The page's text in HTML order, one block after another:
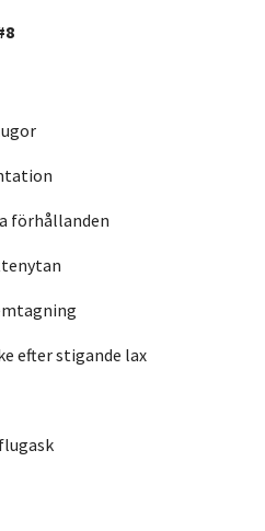
förhållanden
efter stigande lax